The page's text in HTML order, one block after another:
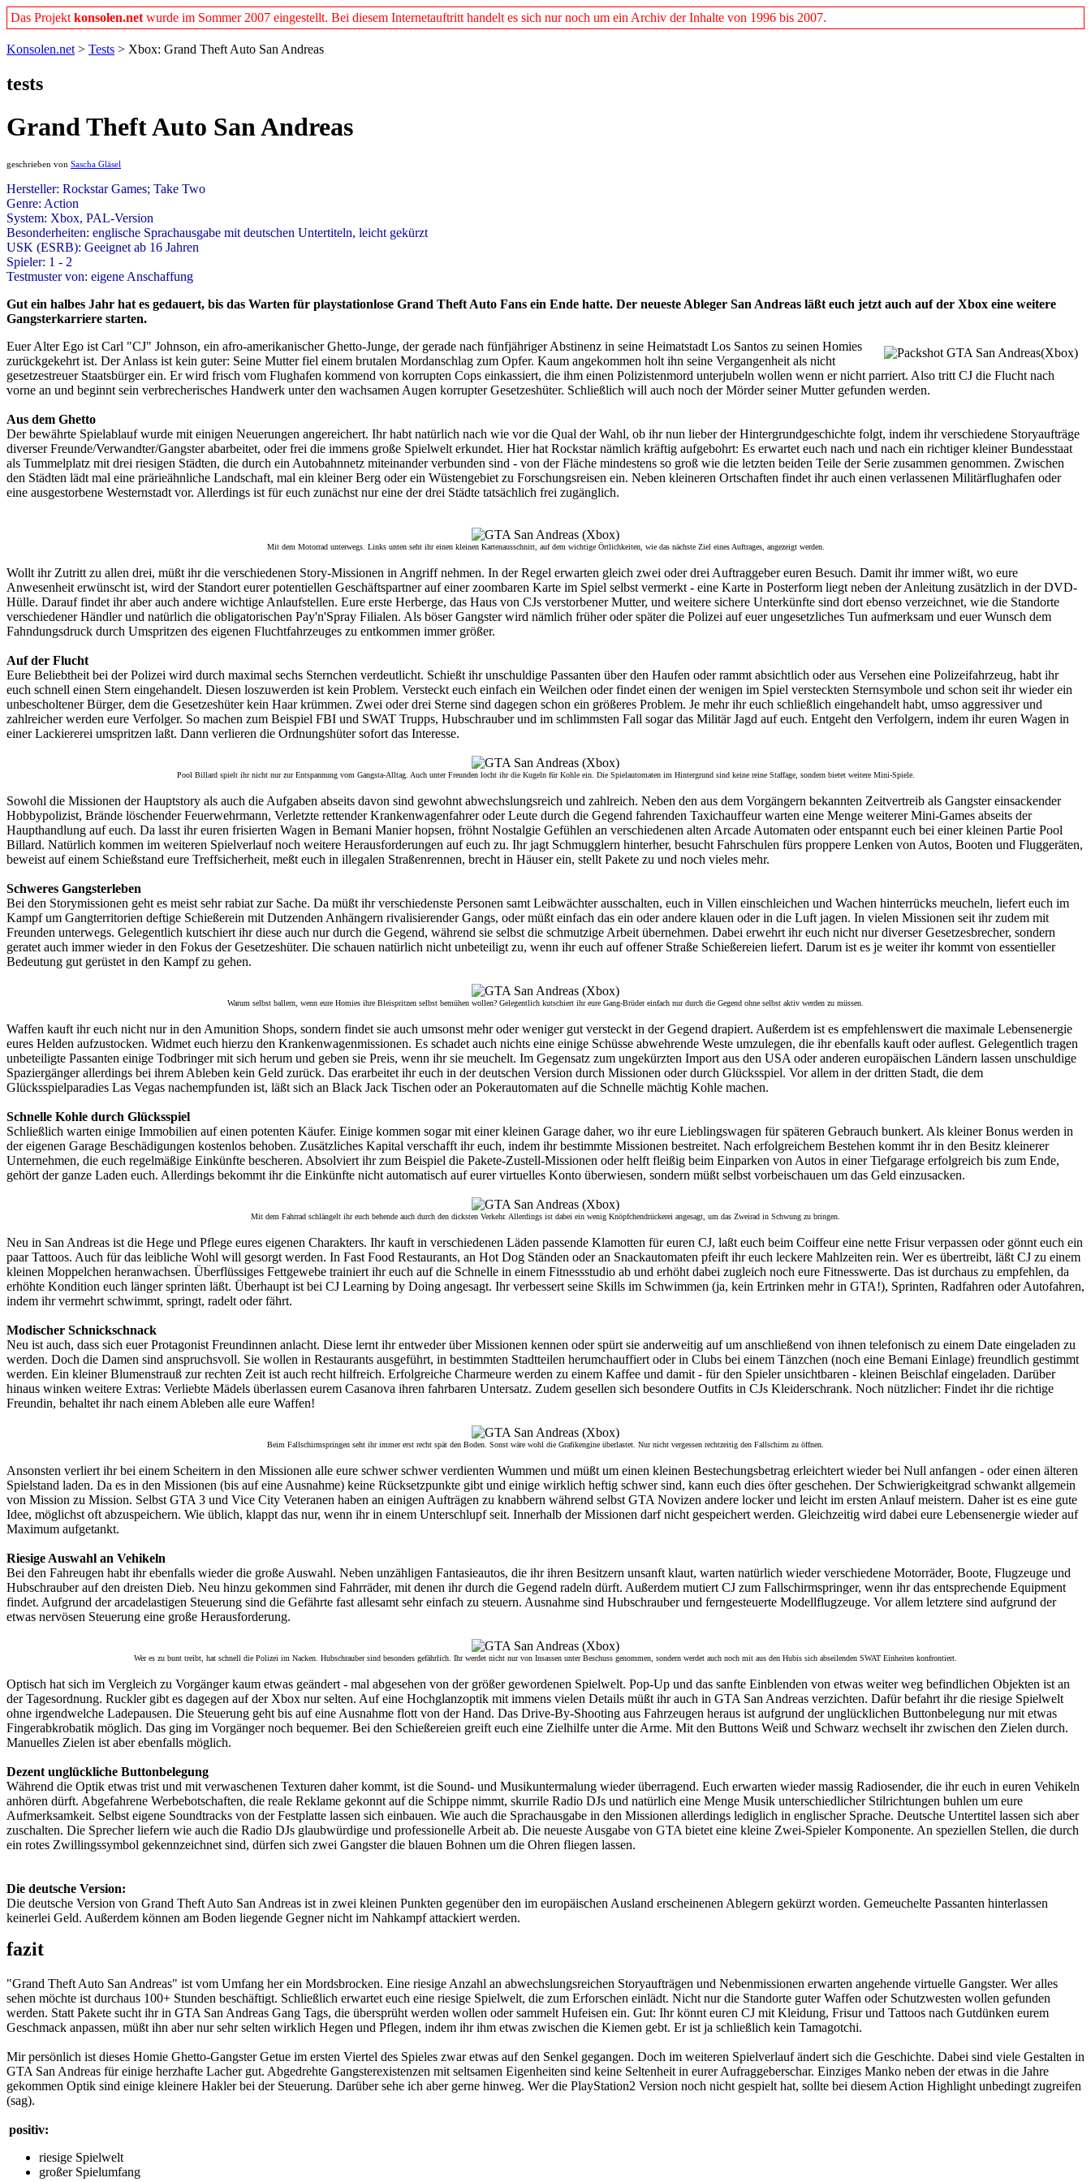
Das Projekt konsolen.net wurde im Sommer 2007 eingestellt. Bei diesem Internetauftritt handelt es sich nur noch um ein Archiv der Inhalte von 1996 bis 2007.
Konsolen.net > Tests > Xbox: Grand Theft Auto San Andreas
tests
Grand Theft Auto San Andreas
geschrieben von Sascha Gläsel
Hersteller: Rockstar Games; Take Two
Genre: Action
System: Xbox, PAL-Version
Besonderheiten: englische Sprachausgabe mit deutschen Untertiteln, leicht gekürzt
USK (ESRB): Geeignet ab 16 Jahren
Spieler: 1 - 2
Testmuster von: eigene Anschaffung
Gut ein halbes Jahr hat es gedauert, bis das Warten für playstationlose Grand Theft Auto Fans ein Ende hatte. Der neueste Ableger San Andreas läßt euch jetzt auch auf der Xbox eine weitere
Gangsterkarriere starten.
Euer Alter Ego ist Carl "CJ" Johnson, ein afro-amerikanischer Ghetto-Junge, der gerade nach fünfjähriger Abstinenz in seine Heimatstadt Los Santos zu seinen Homies
zurückgekehrt ist. Der Anlass ist kein guter: Seine Mutter fiel einem brutalen Mordanschlag zum Opfer. Kaum angekommen holt ihn seine Vergangenheit als nicht
gesetzestreuer Staatsbürger ein. Er wird frisch vom Flughafen kommend von korrupten Cops einkassiert, die ihm einen Polizistenmord unterjubeln wollen wenn er nicht parriert. Also tritt CJ die Flucht nach
vorne an und beginnt sein verbrecherisches Handwerk unter den wachsamen Augen korrupter Gesetzeshüter. Schließlich will auch noch der Mörder seiner Mutter gefunden werden.
Aus dem Ghetto
Der bewährte Spielablauf wurde mit einigen Neuerungen angereichert. Ihr habt natürlich nach wie vor die Qual der Wahl, ob ihr nun lieber der Hintergrundgeschichte folgt, indem ihr verschiedene Storyaufträge
diverser Freunde/Verwandter/Gangster abarbeitet, oder frei die immens große Spielwelt erkundet. Hier hat Rockstar nämlich kräftig aufgebohrt: Es erwartet euch nach und nach ein richtiger kleiner Bundesstaat
als Tummelplatz mit drei riesigen Städten, die durch ein Autobahnnetz miteinander verbunden sind - von der Fläche mindestens so groß wie die letzten beiden Teile der Serie zusammen genommen. Zwischen
den Städten lädt mal eine prärieähnliche Landschaft, mal ein kleiner Berg oder ein Wüstengebiet zu Forschungsreisen ein. Neben kleineren Ortschaften findet ihr auch einen verlassenen Militärflughafen oder
eine ausgestorbene Westernstadt vor. Allerdings ist für euch zunächst nur eine der drei Städte tatsächlich frei zugänglich.
Mit dem Motorrad unterwegs. Links unten seht ihr einen kleinen Kartenausschnitt, auf dem wichtige Örtlichkeiten, wie das nächste Ziel eines Auftrages, angezeigt werden.
Wollt ihr Zutritt zu allen drei, müßt ihr die verschiedenen Story-Missionen in Angriff nehmen. In der Regel erwarten gleich zwei oder drei Auftraggeber euren Besuch. Damit ihr immer wißt, wo eure
Anwesenheit erwünscht ist, wird der Standort eurer potentiellen Geschäftspartner auf einer zoombaren Karte im Spiel selbst vermerkt - eine Karte in Posterform liegt neben der Anleitung zusätzlich in der DVD-
Hülle. Darauf findet ihr aber auch andere wichtige Anlaufstellen. Eure erste Herberge, das Haus von CJs verstorbener Mutter, und weitere sichere Unterkünfte sind dort ebenso verzeichnet, wie die Standorte
verschiedener Händler und natürlich die obligatorischen Pay'n'Spray Filialen. Als böser Gangster wird nämlich früher oder später die Polizei auf euer ungesetzliches Tun aufmerksam und euer Wunsch dem
Fahndungsdruck durch Umspritzen des eigenen Fluchtfahrzeuges zu entkommen immer größer.
Auf der Flucht
Eure Beliebtheit bei der Polizei wird durch maximal sechs Sternchen verdeutlicht. Schießt ihr unschuldige Passanten über den Haufen oder rammt absichtlich oder aus Versehen eine Polizeifahrzeug, habt ihr
euch schnell einen Stern eingehandelt. Diesen loszuwerden ist kein Problem. Versteckt euch einfach ein Weilchen oder findet einen der wenigen im Spiel versteckten Sternsymbole und schon seit ihr wieder ein
unbescholtener Bürger, dem die Gesetzeshüter kein Haar krümmen. Zwei oder drei Sterne sind dagegen schon ein größeres Problem. Je mehr ihr euch schließlich eingehandelt habt, umso aggressiver und
zahlreicher werden eure Verfolger. So machen zum Beispiel FBI und SWAT Trupps, Hubschrauber und im schlimmsten Fall sogar das Militär Jagd auf euch. Entgeht den Verfolgern, indem ihr euren Wagen in
einer Lackiererei umspritzen laßt. Dann verlieren die Ordnungshüter sofort das Interesse.
Pool Billard spielt ihr nicht nur zur Entspannung vom Gangsta-Alltag. Auch unter Freunden locht ihr die Kugeln für Kohle ein. Die Spielautomaten im Hintergrund sind keine reine Staffage, sondern bietet weitere Mini-Spiele.
Sowohl die Missionen der Hauptstory als auch die Aufgaben abseits davon sind gewohnt abwechslungsreich und zahlreich. Neben den aus dem Vorgängern bekannten Zeitvertreib als Gangster einsackender
Hobbypolizist, Brände löschender Feuerwehrmann, Verletzte rettender Krankenwagenfahrer oder Leute durch die Gegend fahrenden Taxichauffeur warten eine Menge weiterer Mini-Games abseits der
Haupthandlung auf euch. Da lasst ihr euren frisierten Wagen in Bemani Manier hopsen, fröhnt Nostalgie Gefühlen an verschiedenen alten Arcade Automaten oder entspannt euch bei einer kleinen Partie Pool
Billard. Natürlich kommen im weiteren Spielverlauf noch weitere Herausforderungen auf euch zu. Ihr jagt Schmugglern hinterher, besucht Fahrschulen fürs proppere Lenken von Autos, Booten und Fluggeräten,
beweist auf einem Schießstand eure Treffsicherheit, meßt euch in illegalen Straßenrennen, brecht in Häuser ein, stellt Pakete zu und noch vieles mehr.
Schweres Gangsterleben
Bei den Storymissionen geht es meist sehr rabiat zur Sache. Da müßt ihr verschiedenste Personen samt Leibwächter ausschalten, euch in Villen einschleichen und Wachen hinterrücks meucheln, liefert euch im
Kampf um Gangterritorien deftige Schießerein mit Dutzenden Anhängern rivalisierender Gangs, oder müßt einfach das ein oder andere klauen oder in die Luft jagen. In vielen Missionen seit ihr zudem mit
Freunden unterwegs. Gelegentlich kutschiert ihr diese auch nur durch die Gegend, während sie selbst die schmutzige Arbeit übernehmen. Dabei erwehrt ihr euch nicht nur diverser Gesetzesbrecher, sondern
geratet auch immer wieder in den Fokus der Gesetzeshüter. Die schauen natürlich nicht unbeteiligt zu, wenn ihr euch auf offener Straße Schießereien liefert. Darum ist es je weiter ihr kommt von essentieller
Bedeutung gut gerüstet in den Kampf zu gehen.
Warum selbst ballern, wenn eure Homies ihre Bleispritzen selbst bemühen wollen? Gelegentlich kutschiert ihr eure Gang-Brüder einfach nur durch die Gegend ohne selbst aktiv werden zu müssen.
Waffen kauft ihr euch nicht nur in den Amunition Shops, sondern findet sie auch umsonst mehr oder weniger gut versteckt in der Gegend drapiert. Außerdem ist es empfehlenswert die maximale Lebensenergie
eures Helden aufzustocken. Widmet euch hierzu den Krankenwagenmissionen. Es schadet auch nichts eine einige Schüsse abwehrende Weste umzulegen, die ihr ebenfalls kauft oder auflest. Gelegentlich tragen
unbeteiligte Passanten einige Todbringer mit sich herum und geben sie Preis, wenn ihr sie meuchelt. Im Gegensatz zum ungekürzten Import aus den USA oder anderen europäischen Ländern lassen unschuldige
Spaziergänger allerdings bei ihrem Ableben kein Geld zurück. Das erarbeitet ihr euch in der deutschen Version durch Missionen oder durch Glücksspiel. Vor allem in der dritten Stadt, die dem
Glücksspielparadies Las Vegas nachempfunden ist, läßt sich an Black Jack Tischen oder an Pokerautomaten auf die Schnelle mächtig Kohle machen.
Schnelle Kohle durch Glücksspiel
Schließlich warten einige Immobilien auf einen potenten Käufer. Einige kommen sogar mit einer kleinen Garage daher, wo ihr eure Lieblingswagen für späteren Gebrauch bunkert. Als kleiner Bonus werden in
der eigenen Garage Beschädigungen kostenlos behoben. Zusätzliches Kapital verschafft ihr euch, indem ihr bestimmte Missionen bestreitet. Nach erfolgreichem Bestehen kommt ihr in den Besitz kleinerer
Unternehmen, die euch regelmäßige Einkünfte bescheren. Absolviert ihr zum Beispiel die Pakete-Zustell-Missionen oder helft fleißig beim Einparken von Autos in einer Tiefgarage erfolgreich bis zum Ende,
gehört der ganze Laden euch. Allerdings bekommt ihr die Einkünfte nicht automatisch auf eurer virtuelles Konto überwiesen, sondern müßt selbst vorbeischauen um das Geld einzusacken.
Mit dem Fahrrad schlängelt ihr euch behende auch durch den dicksten Verkehr. Allerdings ist dabei ein wenig Knöpfchendrückerei angesagt, um das Zweirad in Schwung zu bringen.
Neu in San Andreas ist die Hege und Pflege eures eigenen Charakters. Ihr kauft in verschiedenen Läden passende Klamotten für euren CJ, laßt euch beim Coiffeur eine nette Frisur verpassen oder gönnt euch ein
paar Tattoos. Auch für das leibliche Wohl will gesorgt werden. In Fast Food Restaurants, an Hot Dog Ständen oder an Snackautomaten pfeift ihr euch leckere Mahlzeiten rein. Wer es übertreibt, läßt CJ zu einem
kleinen Moppelchen heranwachsen. Überflüssiges Fettgewebe trainiert ihr euch auf die Schnelle in einem Fitnessstudio ab und erhöht dabei zugleich noch eure Fitnesswerte. Das ist durchaus zu empfehlen, da
erhöhte Kondition euch länger sprinten läßt. Überhaupt ist bei CJ Learning by Doing angesagt. Ihr verbessert seine Skills im Schwimmen (ja, kein Ertrinken mehr in GTA!), Sprinten, Radfahren oder Autofahren,
indem ihr vermehrt schwimmt, springt, radelt oder fährt.
Modischer Schnickschnack
Neu ist auch, dass sich euer Protagonist Freundinnen anlacht. Diese lernt ihr entweder über Missionen kennen oder spürt sie anderweitig auf um anschließend von ihnen telefonisch zu einem Date eingeladen zu
werden. Doch die Damen sind anspruchsvoll. Sie wollen in Restaurants ausgeführt, in bestimmten Stadtteilen herumchauffiert oder in Clubs bei einem Tänzchen (noch eine Bemani Einlage) freundlich gestimmt
werden. Ein kleiner Blumenstrauß zur rechten Zeit ist auch recht hilfreich. Erfolgreiche Charmeure werden zu einem Kaffee und damit - für den Spieler unsichtbaren - kleinen Beischlaf eingeladen. Darüber
hinaus winken weitere Extras: Verliebte Mädels überlassen eurem Casanova ihren fahrbaren Untersatz. Zudem gesellen sich besondere Outfits in CJs Kleiderschrank. Noch nützlicher: Findet ihr die richtige
Freundin, behaltet ihr nach einem Ableben alle eure Waffen!
Beim Fallschirmspringen seht ihr immer erst recht spät den Boden. Sonst wäre wohl die Grafikengine überlastet. Nur nicht vergessen rechtzeitig den Fallschirm zu öffnen.
Ansonsten verliert ihr bei einem Scheitern in den Missionen alle eure schwer schwer verdienten Wummen und müßt um einen kleinen Bestechungsbetrag erleichtert wieder bei Null anfangen - oder einen älteren
Spielstand laden. Da es in den Missionen (bis auf eine Ausnahme) keine Rücksetzpunkte gibt und einige wirklich heftig schwer sind, kann euch dies öfter geschehen. Der Schwierigkeitgrad schwankt allgemein
von Mission zu Mission. Selbst GTA 3 und Vice City Veteranen haben an einigen Aufträgen zu knabbern während selbst GTA Novizen andere locker und leicht im ersten Anlauf meistern. Daher ist es eine gute
Idee, möglichst oft abzuspeichern. Wie üblich, klappt das nur, wenn ihr in einem Unterschlupf seit. Innerhalb der Missionen darf nicht gespeichert werden. Gleichzeitig wird dabei eure Lebensenergie wieder auf
Maximum aufgetankt.
Riesige Auswahl an Vehikeln
Bei den Fahreugen habt ihr ebenfalls wieder die große Auswahl. Neben unzähligen Fantasieautos, die ihr ihren Besitzern unsanft klaut, warten natürlich wieder verschiedene Motorräder, Boote, Flugzeuge und
Hubschrauber auf den dreisten Dieb. Neu hinzu gekommen sind Fahrräder, mit denen ihr durch die Gegend radeln dürft. Außerdem mutiert CJ zum Fallschirmspringer, wenn ihr das entsprechende Equipment
findet. Aufgrund der arcadelastigen Steuerung sind die Gefährte fast allesamt sehr einfach zu steuern. Ausnahme sind Hubschrauber und ferngesteuerte Modellflugzeuge. Vor allem letztere sind aufgrund der
etwas nervösen Steuerung eine große Herausforderung.
Wer es zu bunt treibt, hat schnell die Polizei im Nacken. Hubschrauber sind besonders gefährlich. Ihr werdet nicht nur von Insassen unter Beschuss genommen, sondern werdet auch noch mit aus den Hubis sich abseilenden SWAT Einheiten konfrontiert.
Optisch hat sich im Vergleich zu Vorgänger kaum etwas geändert - mal abgesehen von der größer gewordenen Spielwelt. Pop-Up und das sanfte Einblenden von etwas weiter weg befindlichen Objekten ist an
der Tagesordnung. Ruckler gibt es dagegen auf der Xbox nur selten. Auf eine Hochglanzoptik mit immens vielen Details müßt ihr auch in GTA San Andreas verzichten. Dafür befahrt ihr die riesige Spielwelt
ohne irgendwelche Ladepausen. Die Steuerung geht bis auf eine Ausnahme flott von der Hand. Das Drive-By-Shooting aus Fahrzeugen heraus ist aufgrund der unglücklichen Buttonbelegung nur mit etwas
Fingerabkrobatik möglich. Das ging im Vorgänger noch bequemer. Bei den Schießereien greift euch eine Zielhilfe unter die Arme. Mit den Buttons Weiß und Schwarz wechselt ihr zwischen den Zielen durch.
Manuelles Zielen ist aber ebenfalls möglich.
Dezent unglückliche Buttonbelegung
Während die Optik etwas trist und mit verwaschenen Texturen daher kommt, ist die Sound- und Musikuntermalung wieder überragend. Euch erwarten wieder massig Radiosender, die ihr euch in euren Vehikeln
anhören dürft. Abgefahrene Werbebotschaften, die reale Reklame gekonnt auf die Schippe nimmt, skurrile Radio DJs und natürlich eine Menge Musik unterschiedlicher Stilrichtungen buhlen um eure
Aufmerksamkeit. Selbst eigene Soundtracks von der Festplatte lassen sich einbauen. Wie auch die Sprachausgabe in den Missionen allerdings lediglich in englischer Sprache. Deutsche Untertitel lassen sich aber
zuschalten. Die Sprecher liefern wie auch die Radio DJs glaubwürdige und professionelle Arbeit ab. Die neueste Ausgabe von GTA bietet eine kleine Zwei-Spieler Komponente. An speziellen Stellen, die durch
ein rotes Zwillingssymbol gekennzeichnet sind, dürfen sich zwei Gangster die blauen Bohnen um die Ohren fliegen lassen.
Die deutsche Version:
Die deutsche Version von Grand Theft Auto San Andreas ist in zwei kleinen Punkten gegenüber den im europäischen Ausland erscheinenen Ablegern gekürzt worden. Gemeuchelte Passanten hinterlassen
keinerlei Geld. Außerdem können am Boden liegende Gegner nicht im Nahkampf attackiert werden.
fazit
"Grand Theft Auto San Andreas" ist vom Umfang her ein Mordsbrocken. Eine riesige Anzahl an abwechslungsreichen Storyaufträgen und Nebenmissionen erwarten angehende virtuelle Gangster. Wer alles
sehen möchte ist durchaus 100+ Stunden beschäftigt. Schließlich erwartet euch eine riesige Spielwelt, die zum Erforschen einlädt. Nicht nur die Standorte guter Waffen oder Schutzwesten wollen gefunden
werden. Statt Pakete sucht ihr in GTA San Andreas Gang Tags, die übersprüht werden wollen oder sammelt Hufeisen ein. Gut: Ihr könnt euren CJ mit Kleidung, Frisur und Tattoos nach Gutdünken eurem
Geschmack anpassen, müßt ihn aber nur sehr selten wirklich Hegen und Pflegen, indem ihr ihm etwas zwischen die Kiemen gebt. Er ist ja schließlich kein Tamagotchi.
Mir persönlich ist dieses Homie Ghetto-Gangster Getue im ersten Viertel des Spieles zwar etwas auf den Senkel gegangen. Doch im weiteren Spielverlauf ändert sich die Geschichte. Dabei sind viele Gestalten in
GTA San Andreas für einige herzhafte Lacher gut. Abgedrehte Gangsterexistenzen mit seltsamen Eigenheiten sind keine Seltenheit in eurer Aufraggeberschar. Einziges Manko neben der etwas in die Jahre
gekommen Optik sind einige kleinere Hakler bei der Steuerung. Darüber sehe ich aber gerne hinweg. Wer die PlayStation2 Version noch nicht gespielt hat, sollte bei diesem Action Highlight unbedingt zugreifen
(sag).
positiv:
riesige Spielwelt
großer Spielumfang